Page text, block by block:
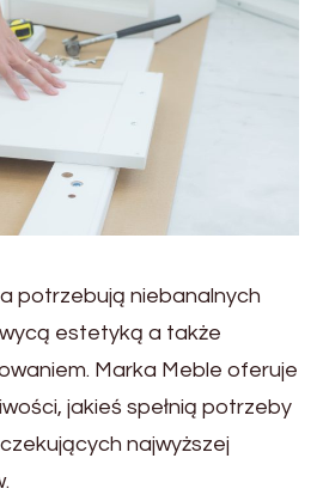
potrzebują niebanalnych
estetyką a także
Marka Meble oferuje
jakieś spełnią potrzeby
najwyższej